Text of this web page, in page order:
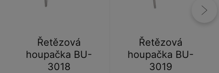
Řetězová
houpačka BU-
3018
Řetězová
houpačka BU-
3019